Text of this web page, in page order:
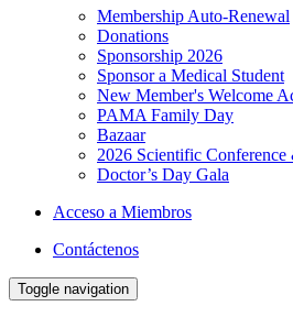
Membership Auto-Renewal
Donations
Sponsorship 2026
Sponsor a Medical Student
New Member's Welcome
PAMA Family Day
Bazaar
2026 Scientific
Doctor’s Day Gala
Acceso a Miembros
Contáctenos
Toggle navigation